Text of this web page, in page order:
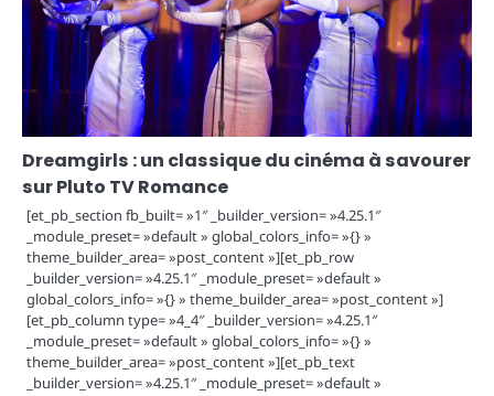
Dreamgirls : un classique du cinéma à savourer
sur Pluto TV Romance
[et_pb_section fb_built= »1″ _builder_version= »4.25.1″
_module_preset= »default » global_colors_info= »{} »
theme_builder_area= »post_content »][et_pb_row
_builder_version= »4.25.1″ _module_preset= »default »
global_colors_info= »{} » theme_builder_area= »post_content »]
[et_pb_column type= »4_4″ _builder_version= »4.25.1″
_module_preset= »default » global_colors_info= »{} »
theme_builder_area= »post_content »][et_pb_text
_builder_version= »4.25.1″ _module_preset= »default »